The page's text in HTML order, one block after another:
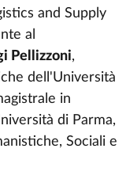
and Supply
al
Pellizzoni,
dell'Università
in
di Parma,
Sociali e